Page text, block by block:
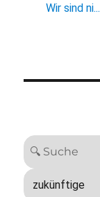
Wir sind ni...